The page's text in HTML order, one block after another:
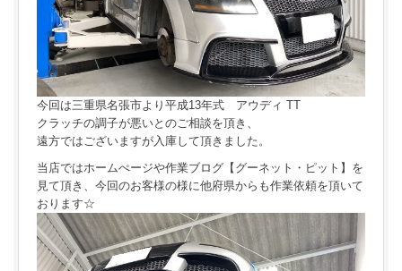
今回は三重県名張市より平成13年式 アウディ TT
クラッチの調子が悪いとのご相談を頂き、
遠方ではございますが入庫して頂きました。
当店ではホームぺージや作業ブログ【グーネット・ピット】を
見て頂き、今回のお客様の様に他府県からも作業依頼を頂いて
おります☆